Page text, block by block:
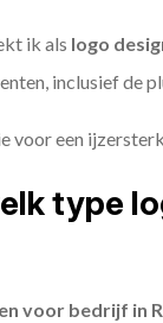
ik als logo
inclusief de
voor een
type
voor bedrijf in